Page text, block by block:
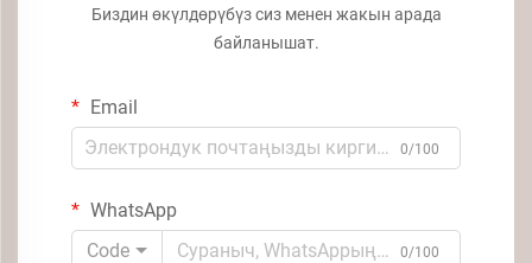
Биздин өкүлдөрүбүз сиз менен жакын арада
байланышат.
Email
0/100
WhatsApp
Code
0/100